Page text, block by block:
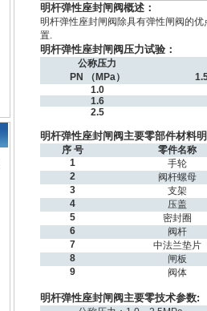
明杆弹性座封闸阀概述：
明杆弹性座封闸阀除具有弹性闸阀的
置.
明杆弹性座封闸阀压力试验：
公称压力
PN （MPa）
1.0
1.6
2.5
明杆弹性座封闸阀主要零部件材料
序 号
零件名称
1
手轮
2
阀杆螺母
3
支架
4
压盖
5
密封圈
6
阀杆
7
中法兰垫片
8
闸板
9
阀体
明杆弹性座封闸阀主要零技术参数: